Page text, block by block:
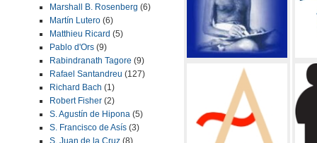
Marshall B. Rosenberg (6)
Martín Lutero (6)
Matthieu Ricard (5)
Pablo d'Ors (9)
Rabindranath Tagore (9)
Rafael Santandreu (127)
Richard Bach (1)
Robert Fisher (2)
S. Agustín de Hipona (5)
S. Francisco de Asís (3)